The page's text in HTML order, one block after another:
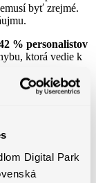
Digital Park
byť zrejmé.
% personalistov
ktorá vedie k
list . Vyhnite sa